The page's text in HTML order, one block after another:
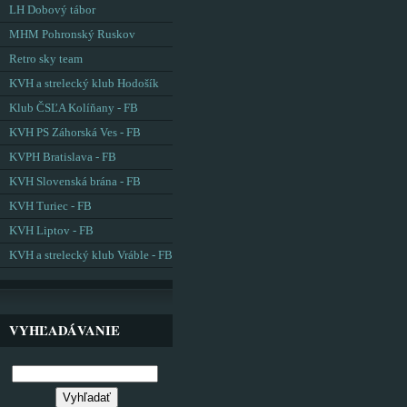
LH Dobový tábor
MHM Pohronský Ruskov
Retro sky team
KVH a strelecký klub Hodošík
Klub ČSĽA Kolíňany - FB
KVH PS Záhorská Ves - FB
KVPH Bratislava - FB
KVH Slovenská brána - FB
KVH Turiec - FB
KVH Liptov - FB
KVH a strelecký klub Vráble - FB
VYHĽADÁVANIE